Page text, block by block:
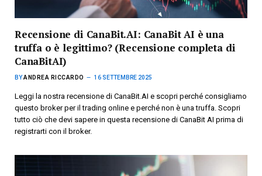
Recensione di CanaBit.AI: CanaBit AI è una
truffa o è legittimo? (Recensione completa di
CanaBitAI)
BYANDREA RICCARDO 16 SETTEMBRE 2025
Leggi la nostra recensione di CanaBit.AI e scopri perché consigliamo
questo broker per il trading online e perché non è una truffa. Scopri
tutto ciò che devi sapere in questa recensione di CanaBit AI prima di
registrarti con il broker.